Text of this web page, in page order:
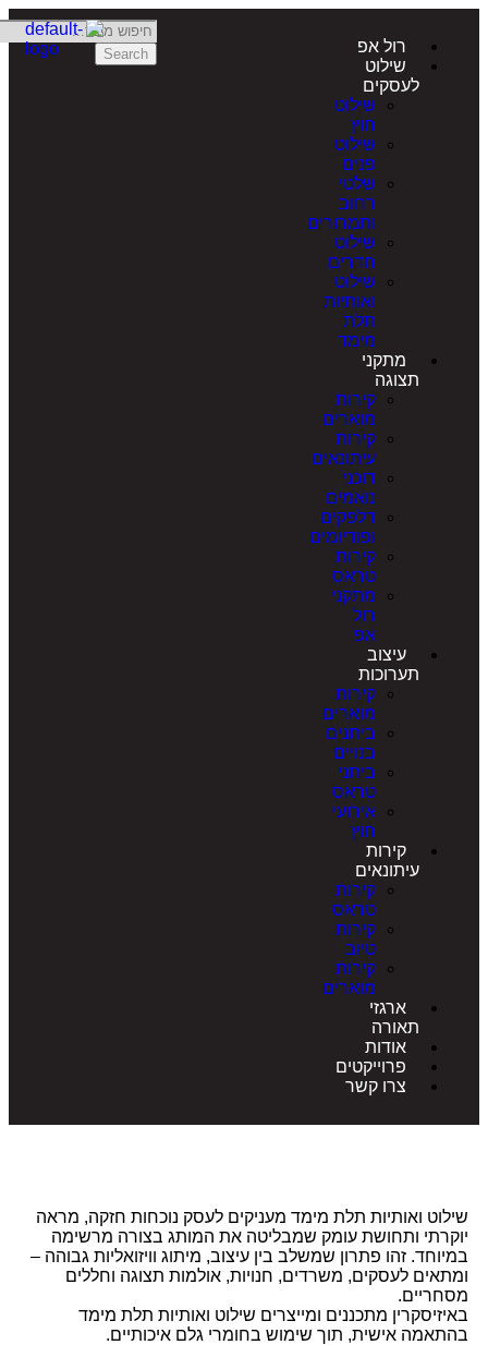
רול אפ
שילוט
לעסקים
שילוט
שילוט
שלטי
ותמרורים
שילוט
חדרים
שילוט
ואותיות
מתקני
קירות
מוארים
קירות
עיתונאים
דוכני
נואמים
דלפקים
ופודיומים
קירות
מתקני
עיצוב
תערוכות
קירות
מוארים
ביתנים
ביתני
אירועי
קירות
עיתונאים
קירות
קירות
קירות
מוארים
ארגזי
תאורה
אודות
פרוייקטים
צרו קשר
Search
ואותיות תלת מימד מעניקים לעסק נוכחות חזקה, מראה
ותחושת עומק שמבליטה את המותג בצורה מרשימה
זהו פתרון שמשלב בין עיצוב, מיתוג וויזואליות גבוהה –
לעסקים, משרדים, חנויות, אולמות תצוגה וחללים
מתכננים ומייצרים שילוט ואותיות תלת מימד
אישית, תוך שימוש בחומרי גלם איכותיים.